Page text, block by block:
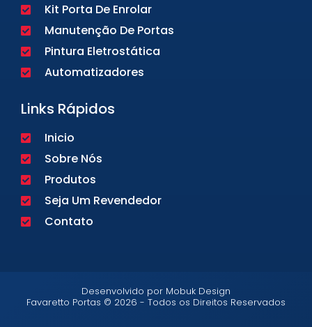
Kit Porta De Enrolar
Manutenção De Portas
Pintura Eletrostática
Automatizadores
Links Rápidos
Inicio
Sobre Nós
Produtos
Seja Um Revendedor
Contato
Desenvolvido por Mobuk Design
Favaretto Portas © 2026 - Todos os Direitos Reservados